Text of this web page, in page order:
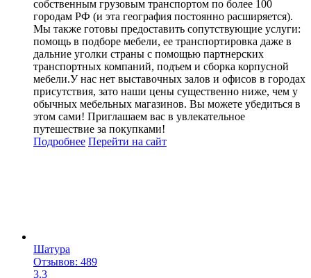
собственным грузовым транспортом по более 100
городам РФ (и эта география постоянно расширяется).
Мы также готовы предоставить сопутствующие услуги:
помощь в подборе мебели, ее транспортировка даже в
дальние уголки страны с помощью партнерских
транспортных компаний, подъем и сборка корпусной
мебели.У нас нет выставочных залов и офисов в городах
присутствия, зато наши цены существенно ниже, чем у
обычных мебельных магазинов. Вы можете убедиться в
этом сами! Приглашаем вас в увлекательное
путешествие за покупками!
Подробнее Перейти на сайт
Шатура
Отзывов: 489
3.3